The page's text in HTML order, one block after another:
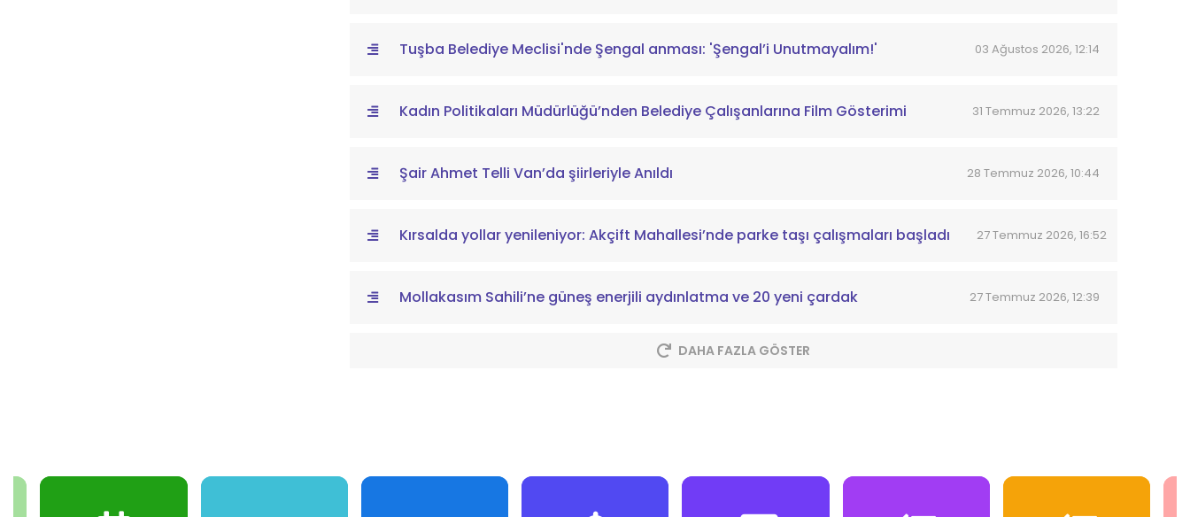
Tuşba Belediye Meclisi'nde Şengal anması: 'Şengal’i Unutmayalım!' 03 Ağustos 2026, 12:14
Kadın Politikaları Müdürlüğü’nden Belediye Çalışanlarına Film Gösterimi 31 Temmuz 2026, 13:22
Şair Ahmet Telli Van’da şiirleriyle Anıldı 28 Temmuz 2026, 10:44
Kırsalda yollar yenileniyor: Akçift Mahallesi’nde parke taşı çalışmaları başladı 27 Temmuz 2026, 16:52
Mollakasım Sahili’ne güneş enerjili aydınlatma ve 20 yeni çardak 27 Temmuz 2026, 12:39
DAHA FAZLA GÖSTER